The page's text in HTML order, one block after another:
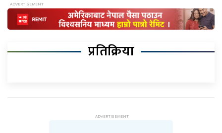
प्रतिक्रिया